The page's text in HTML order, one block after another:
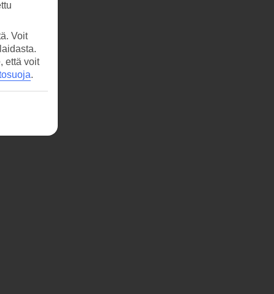
Voit
että voit
.